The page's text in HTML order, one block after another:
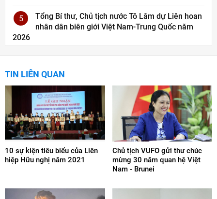
5
Tổng Bí thư, Chủ tịch nước Tô Lâm dự Liên hoan
nhân dân biên giới Việt Nam-Trung Quốc năm
2026
TIN LIÊN QUAN
10 sự kiện tiêu biểu của Liên
hiệp Hữu nghị năm 2021
Chủ tịch VUFO gửi thư chúc
mừng 30 năm quan hệ Việt
Nam - Brunei